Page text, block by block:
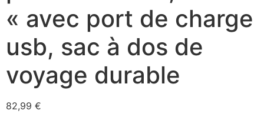
« avec port de charge
usb, sac à dos de
voyage durable
82,99 €